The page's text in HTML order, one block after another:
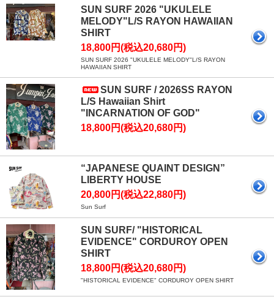
SUN SURF 2026 "UKULELE
MELODY"L/S RAYON HAWAIIAN
SHIRT
18,800円(税込20,680円)
SUN SURF 2026 "UKULELE MELODY"L/S RAYON
HAWAIIAN SHIRT
SUN SURF / 2026SS RAYON
L/S Hawaiian Shirt
"INCARNATION OF GOD"
18,800円(税込20,680円)
“JAPANESE QUAINT DESIGN”
LIBERTY HOUSE
20,800円(税込22,880円)
Sun Surf
SUN SURF/ "HISTORICAL
EVIDENCE" CORDUROY OPEN
SHIRT
18,800円(税込20,680円)
"HISTORICAL EVIDENCE" CORDUROY OPEN SHIRT